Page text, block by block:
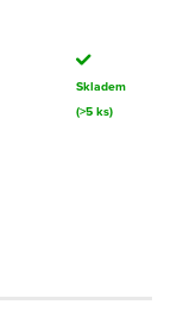
Skladem
(>5 ks)